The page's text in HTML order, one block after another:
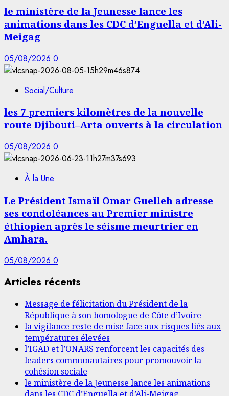
le ministère de la Jeunesse lance les
animations dans les CDC d’Enguella et d’Ali-
Meigag
05/08/2026 0
Social/Culture
les 7 premiers kilomètres de la nouvelle
route Djibouti–Arta ouverts à la circulation
05/08/2026 0
À la Une
Le Président Ismaïl Omar Guelleh adresse
ses condoléances au Premier ministre
éthiopien après le séisme meurtrier en
Amhara.
05/08/2026 0
Articles récents
Message de félicitation du Président de la
République à son homologue de Côte d’Ivoire
la vigilance reste de mise face aux risques liés aux
températures élevées
l’IGAD et l’ONARS renforcent les capacités des
leaders communautaires pour promouvoir la
cohésion sociale
le ministère de la Jeunesse lance les animations